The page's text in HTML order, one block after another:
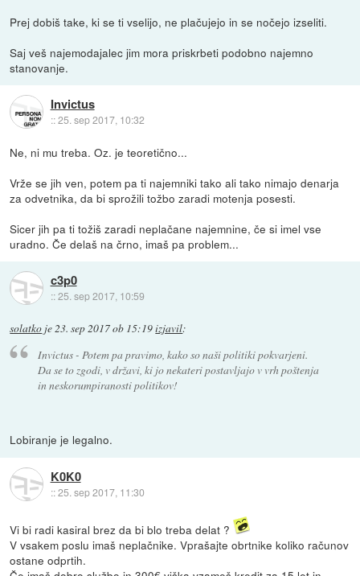
Prej dobiš take, ki se ti vselijo, ne plačujejo in se nočejo izseliti.
Saj veš najemodajalec jim mora priskrbeti podobno najemno
stanovanje.
Invictus
::25. sep 2017, 10:32
Ne, ni mu treba. Oz. je teoretično...
Vrže se jih ven, potem pa ti najemniki tako ali tako nimajo denarja
za odvetnika, da bi sprožili tožbo zaradi motenja posesti.
Sicer jih pa ti tožiš zaradi neplačane najemnine, če si imel vse
uradno. Če delaš na črno, imaš pa problem...
c3p0
::25. sep 2017, 10:59
solatko je23. sep 2017 ob 15:19izjavil:
Invictus - Potem pa pravimo, kako so naši politiki pokvarjeni.
Da se to zgodi, v državi, ki jo nekateri postavljajo v vrh poštenja
in neskorumpiranosti politikov!
Lobiranje je legalno.
K0K0
::25. sep 2017, 11:30
Vi bi radi kasiral brez da bi blo treba delat ?
V vsakem poslu imaš neplačnike. Vprašajte obrtnike koliko računov
ostane odprtih.